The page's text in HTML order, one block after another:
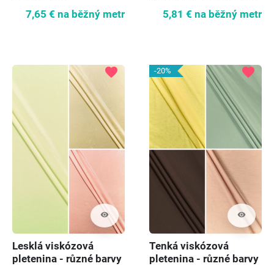
7,65 € na běžný metr
5,81 € na běžný metr
visibility
favorite
Lesklá viskózová
pletenina - různé barvy
-20%
visibility
favorite
Tenká viskózová
pletenina - různé barvy